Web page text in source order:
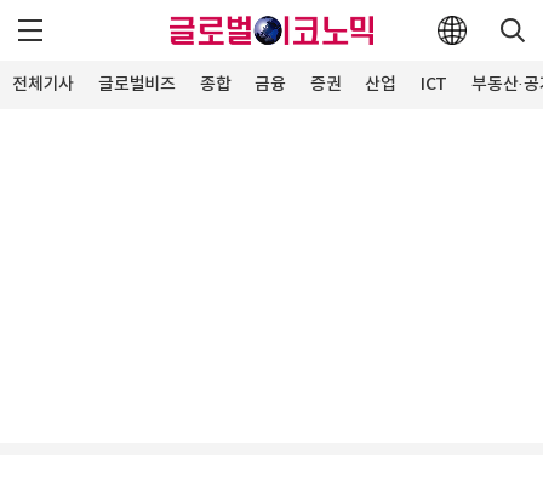
전체기사 글로벌비즈 종합 금융 증권 산업 ICT 부동산·